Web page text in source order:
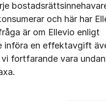
och här har
är om Ellevio enligt
införa en effektavgift
fortfarande vara